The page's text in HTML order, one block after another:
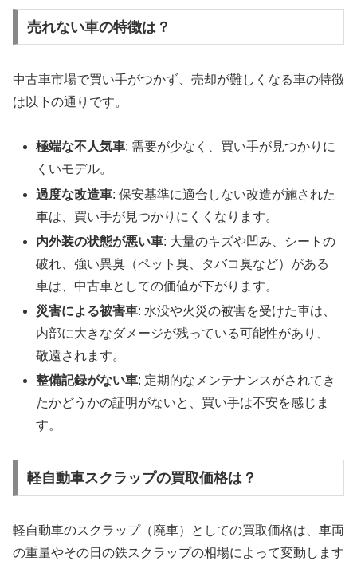
売れない車の特徴は？
中古車市場で買い手がつかず、売却が難しくなる車の特徴
は以下の通りです。
極端な不人気車: 需要が少なく、買い手が見つかりに
くいモデル。
過度な改造車: 保安基準に適合しない改造が施された
車は、買い手が見つかりにくくなります。
内外装の状態が悪い車: 大量のキズや凹み、シートの
破れ、強い異臭（ペット臭、タバコ臭など）がある
車は、中古車としての価値が下がります。
災害による被害車: 水没や火災の被害を受けた車は、
内部に大きなダメージが残っている可能性があり、
敬遠されます。
整備記録がない車: 定期的なメンテナンスがされてき
たかどうかの証明がないと、買い手は不安を感じま
す。
軽自動車スクラップの買取価格は？
軽自動車のスクラップ（廃車）としての買取価格は、車両
の重量やその日の鉄スクラップの相場によって変動します